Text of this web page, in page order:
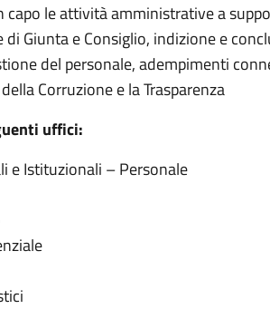
capo le attività amministrative a
di Giunta e Consiglio, indizione e
del personale, adempimenti
Corruzione e la Trasparenza
uffici:
e Istituzionali – Personale